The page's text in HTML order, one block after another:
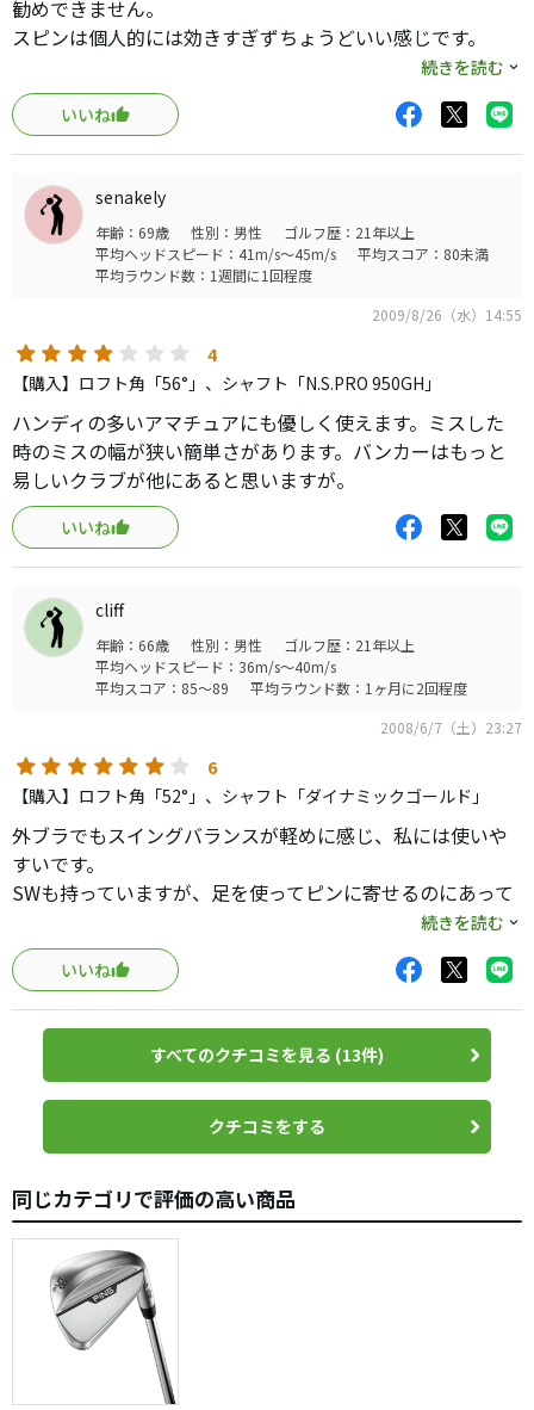
勧めできません。
スピンは個人的には効きすぎずちょうどいい感じです。
ですが、サテンは構えたときに日が当たるとキラキラして
構えにくく、最終的にＺＴＰに買い換えました。
個人的には同じRAC TPならブラックの方がお勧めだと思い
ますよ。
続きを読む
いいね
senakely
年齢：69歳 性別：男性
ゴルフ歴：21年以上
平均ヘッドスピード：41m/s～45m/s
平均スコア：80未満
平均ラウンド数：1週間に1回程度
2009/8/26（水）14:55
4
【購入】ロフト角「56°」、シャフト「N.S.PRO 950GH」
ハンディの多いアマチュアにも優しく使えます。ミスした
時のミスの幅が狭い簡単さがあります。バンカーはもっと
易しいクラブが他にあると思いますが。
いいね
cliff
年齢：66歳 性別：男性
ゴルフ歴：21年以上
平均ヘッドスピード：36m/s～40m/s
平均スコア：85～89
平均ラウンド数：1ヶ月に2回程度
2008/6/7（土）23:27
6
【購入】ロフト角「52°」、シャフト「ダイナミックゴールド」
外ブラでもスイングバランスが軽めに感じ、私には使いや
すいです。
SWも持っていますが、足を使ってピンに寄せるのにあって
一方、この52度の方は100yds以内でぴたっと止まる球が打
てます。
そう言う意味で、適切なスピン性能なんだろうと思います。
傷が付いてくると、必ずしもかっこよいとは言えなくなり
ますが、私にとっては体の一部のような安心感がありま
す。
続きを読む
いいね
すべてのクチコミを見る (13件)
クチコミをする
同じカテゴリで評価の高い商品